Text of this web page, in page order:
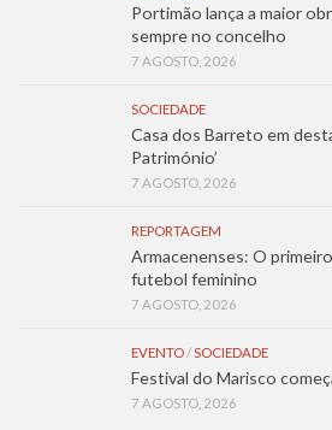
Portimão lança a maior
sempre no concelho
7 AGOSTO, 2026
SOCIEDADE
Casa dos Barreto em
Património’
7 AGOSTO, 2026
REPORTAGEM
Armacenenses: O
futebol feminino
7 AGOSTO, 2026
EVENTO/SOCIEDADE
Festival do Marisco
7 AGOSTO, 2026